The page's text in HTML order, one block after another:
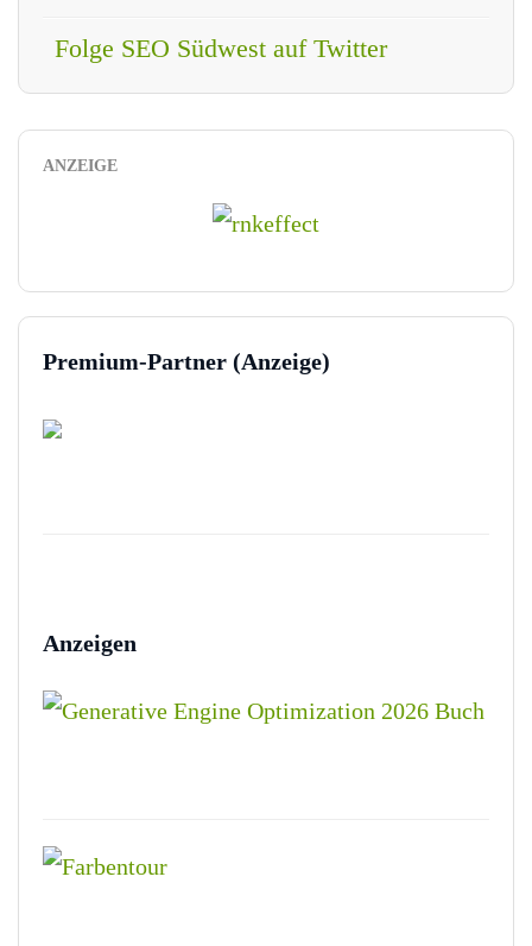
Folge SEO Südwest auf Twitter
ANZEIGE
Premium-Partner (Anzeige)
Anzeigen